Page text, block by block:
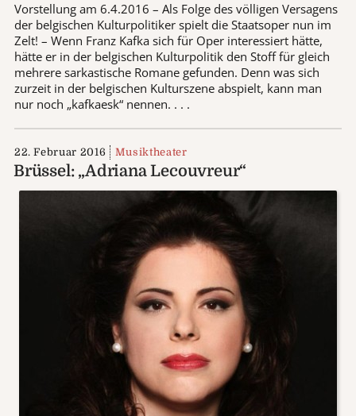
Vorstellung am 6.4.2016 – Als Folge des völligen Versagens
der belgischen Kulturpolitiker spielt die Staatsoper nun im
Zelt! – Wenn Franz Kafka sich für Oper interessiert hätte,
hätte er in der belgischen Kulturpolitik den Stoff für gleich
mehrere sarkastische Romane gefunden. Denn was sich
zurzeit in der belgischen Kulturszene abspielt, kann man
nur noch „kafkaesk“ nennen. . . .
22. Februar 2016 Musiktheater
Brüssel: „Adriana Lecouvreur“